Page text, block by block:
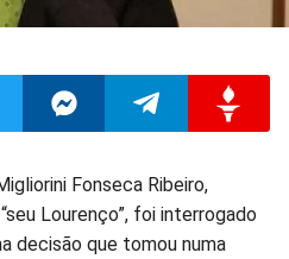
Compartilhar
no
Compartilhar
no
no
Fonseca Ribeiro,
Lourenço”, foi interrogado
decisão que tomou numa